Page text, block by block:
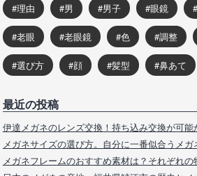
理由 男 男子 眼鏡
老眼 老眼鏡 色 調整
選び方 顔 髪型 鼻あて
最近の投稿
伊達メガネのレンズ交換！持ち込み交換が可
メガネサイズの選び方。自分に一番似合うメ
メガネフレームのおすすめ素材は？それぞれの